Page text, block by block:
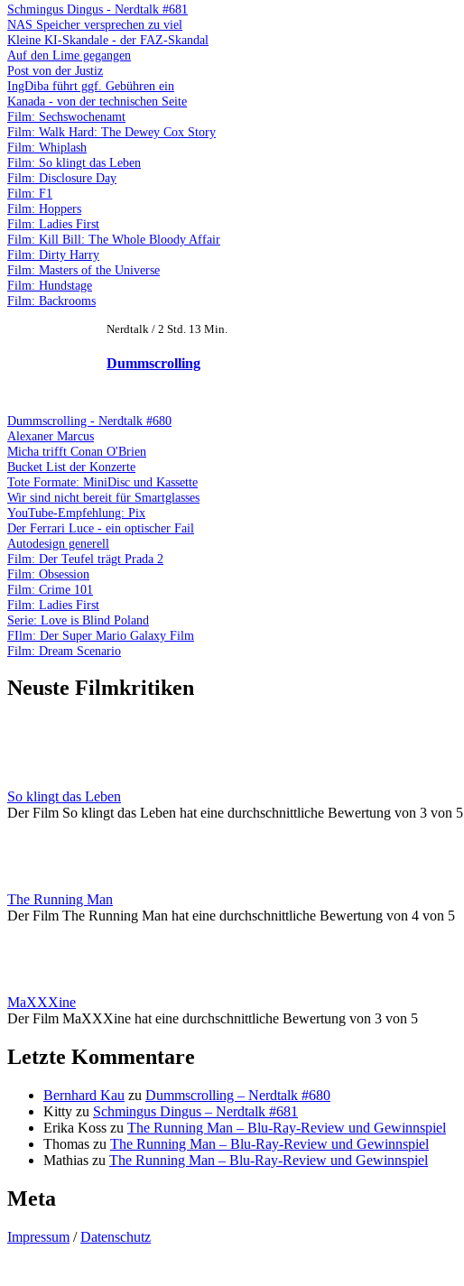
Schmingus Dingus - Nerdtalk #681
NAS Speicher versprechen zu viel
Kleine KI-Skandale - der FAZ-Skandal
Auf den Lime gegangen
Post von der Justiz
IngDiba führt ggf. Gebühren ein
Kanada - von der technischen Seite
Film: Sechswochenamt
Film: Walk Hard: The Dewey Cox Story
Film: Whiplash
Film: So klingt das Leben
Film: Disclosure Day
Film: F1
Film: Hoppers
Film: Ladies First
Film: Kill Bill: The Whole Bloody Affair
Film: Dirty Harry
Film: Masters of the Universe
Film: Hundstage
Film: Backrooms
Nerdtalk / 2 Std. 13 Min.
Dummscrolling
Dummscrolling - Nerdtalk #680
Alexaner Marcus
Micha trifft Conan O'Brien
Bucket List der Konzerte
Tote Formate: MiniDisc und Kassette
Wir sind nicht bereit für Smartglasses
YouTube-Empfehlung: Pix
Der Ferrari Luce - ein optischer Fail
Autodesign generell
Film: Der Teufel trägt Prada 2
Film: Obsession
Film: Crime 101
Film: Ladies First
Serie: Love is Blind Poland
FIlm: Der Super Mario Galaxy Film
Film: Dream Scenario
Neuste Filmkritiken
So klingt das Leben
Der Film So klingt das Leben hat eine durchschnittliche Bewertung von 3 von 5
The Running Man
Der Film The Running Man hat eine durchschnittliche Bewertung von 4 von 5
MaXXXine
Der Film MaXXXine hat eine durchschnittliche Bewertung von 3 von 5
Letzte Kommentare
Bernhard Kau zu Dummscrolling – Nerdtalk #680
Kitty zu Schmingus Dingus – Nerdtalk #681
Erika Koss zu The Running Man – Blu-Ray-Review und Gewinnspiel
Thomas zu The Running Man – Blu-Ray-Review und Gewinnspiel
Mathias zu The Running Man – Blu-Ray-Review und Gewinnspiel
Meta
Impressum /Datenschutz